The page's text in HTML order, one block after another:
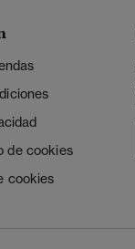
de cookies
cookies